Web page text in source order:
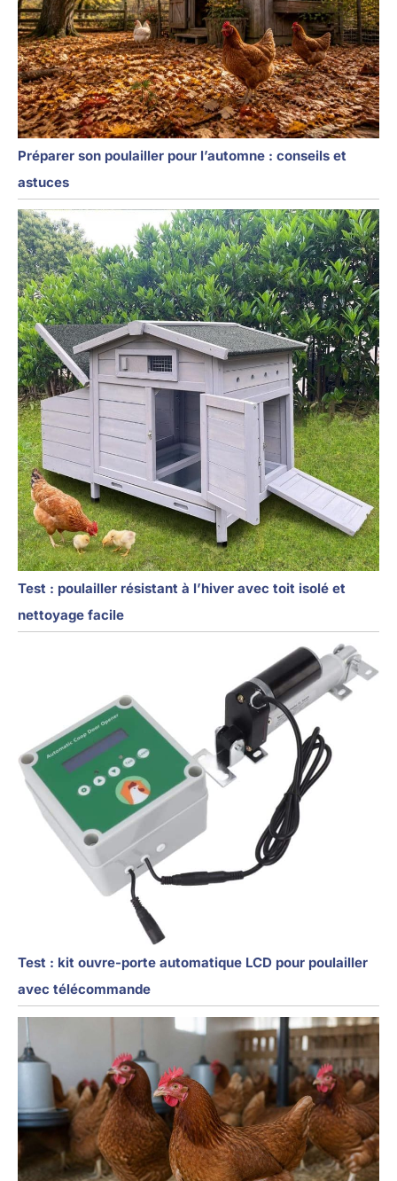
refermer : c’est un
fonctionnement normal.
3. Lorsque le mode
capteur de luminosité est
activé, les autres
fonctions ne sont pas
disponibles. 4. Lorsque
vous opérez pour ouvrir
ou fermer une porte, le
après 2 - 3 secondes.
Préparer son poulailler pour l’automne : conseils et
astuces
Test : poulailler résistant à l’hiver avec toit isolé et
nettoyage facile
Test : kit ouvre-porte automatique LCD pour poulailler
avec télécommande